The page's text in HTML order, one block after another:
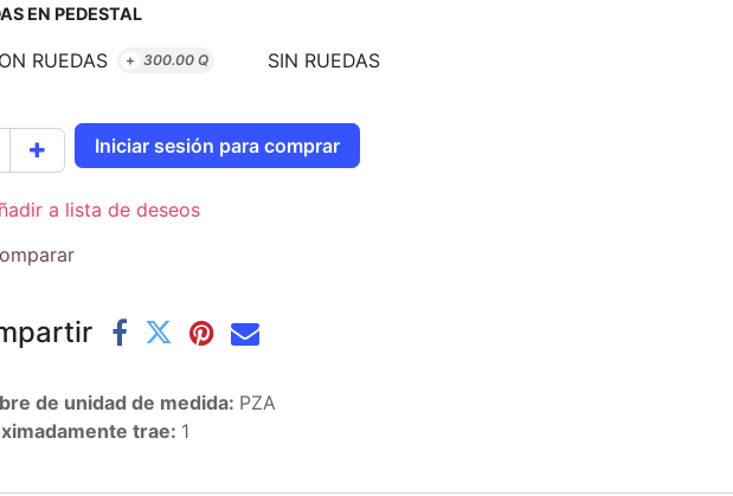
EN PEDESTAL
RUEDAS + 300.00 Q SIN RUEDAS
Iniciar sesión para comprar
a lista de deseos
de unidad de medida: PZA
trae: 1